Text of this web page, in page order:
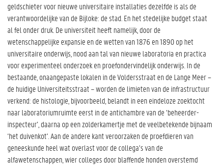
geldschieter voor nieuwe universitaire installaties dezelfde is als de
verantwoordelijke van de Bijloke: de stad. En het stedelijke budget staat
al fel onder druk. De universiteit heeft namelijk, door de
wetenschappelijke expansie en de wetten van 1876 en 1890 op het
universitaire onderwijs, nood aan tal van nieuwe laboratoria en practica
voor experimenteel onderzoek en proefondervindelijk onderwijs. In de
bestaande, onaangepaste lokalen in de Voldersstraat en de Lange Meer –
de huidige Universiteitsstraat – worden de limieten van de infrastructuur
verkend: de histologie, bijvoorbeeld, belandt in een eindeloze zoektocht
naar laboratoriumruimte eerst in de antichambre van de ‘beheerder-
inspecteur’, daarna op een zolderkamertje met de veelbetekende bijnaam
‘het duivenkot’. Aan de andere kant veroorzaken de proefdieren van
geneeskunde heel wat overlast voor de collega’s van de
alfawetenschappen, wier colleges door blaffende honden overstemd